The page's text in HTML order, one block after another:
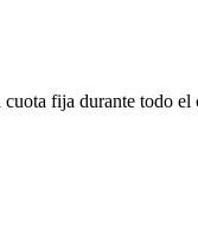
fija durante todo